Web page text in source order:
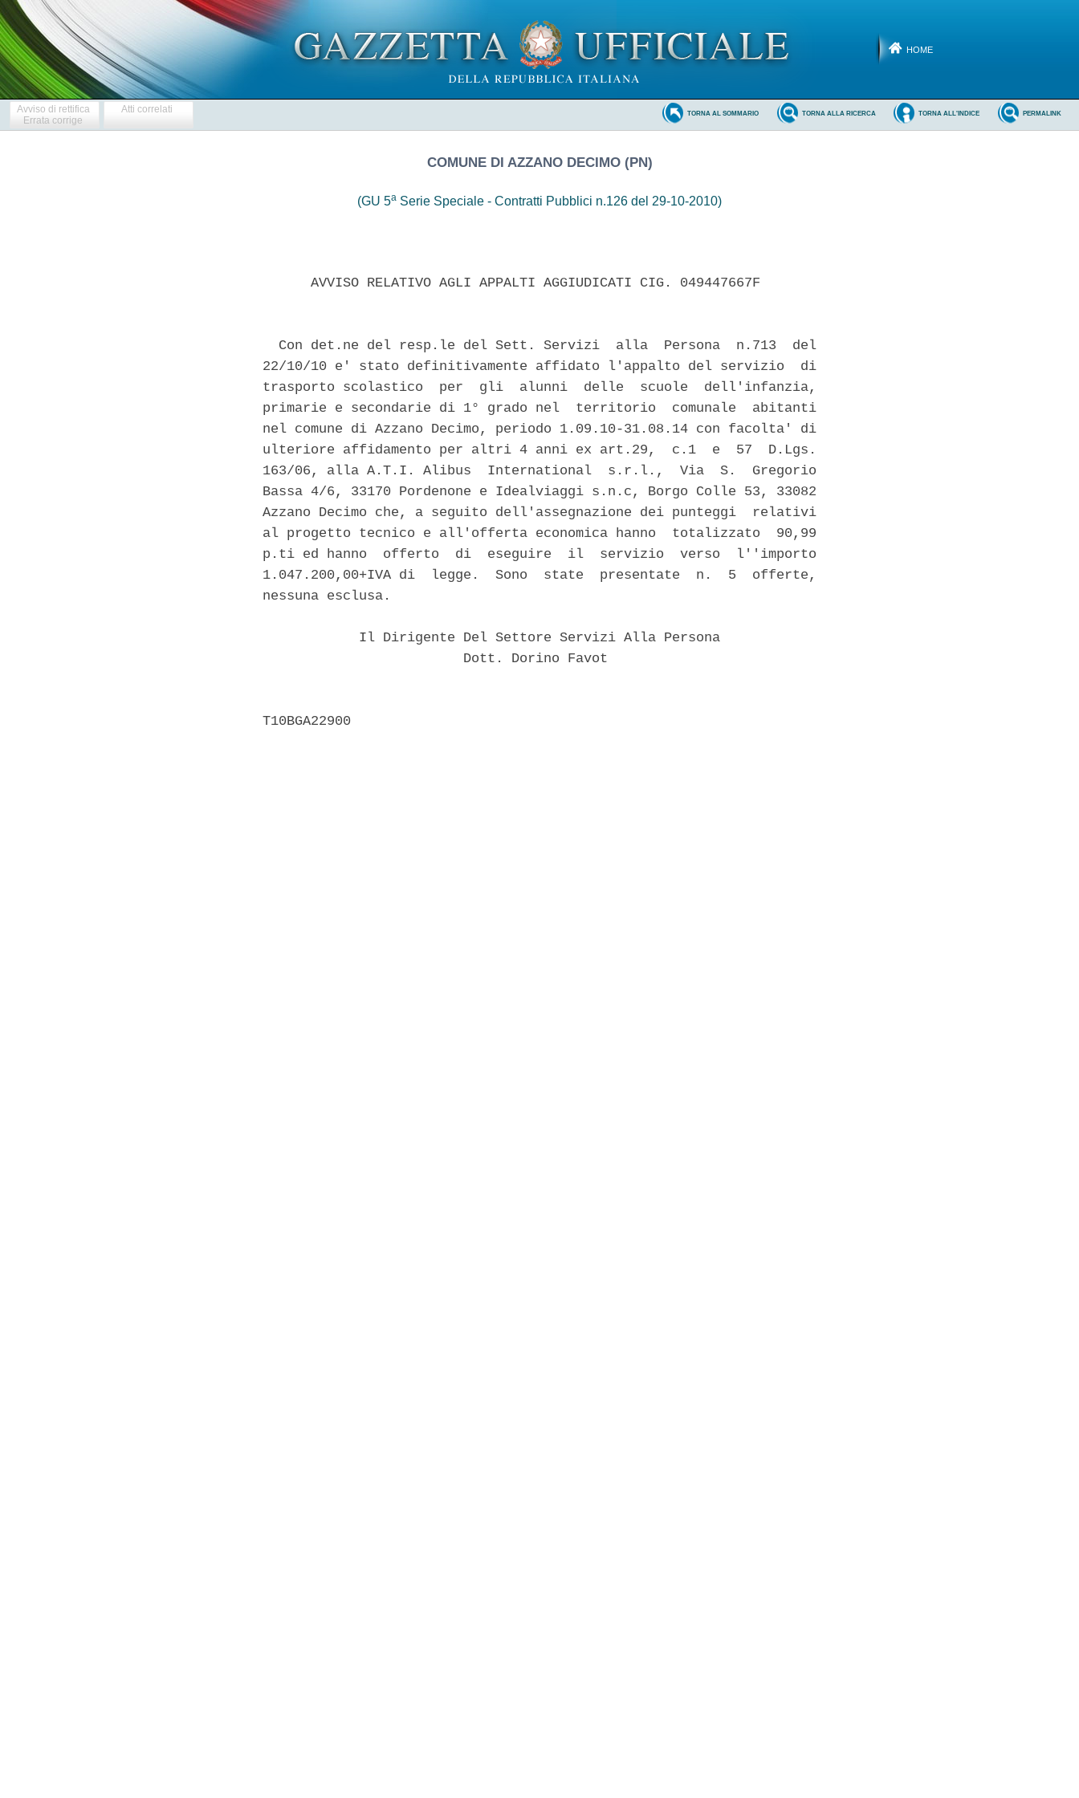
HOME
Avviso di rettifica
Errata corrige
Atti correlati PERMALINK
TORNA ALL'INDICE
TORNA ALLA RICERCA
TORNA AL SOMMARIO
COMUNE DI AZZANO DECIMO (PN)
(GU 5a Serie Speciale - Contratti Pubblici n.126 del 29-10-2010)
      AVVISO RELATIVO AGLI APPALTI AGGIUDICATI CIG. 049447667F
  Con det.ne del resp.le del Sett. Servizi  alla  Persona  n.713  del
22/10/10 e' stato definitivamente affidato l'appalto del servizio  di
trasporto scolastico  per  gli  alunni  delle  scuole  dell'infanzia,
primarie e secondarie di 1° grado nel  territorio  comunale  abitanti
nel comune di Azzano Decimo, periodo 1.09.10-31.08.14 con facolta' di
ulteriore affidamento per altri 4 anni ex art.29,  c.1  e  57  D.Lgs.
163/06, alla A.T.I. Alibus  International  s.r.l.,  Via  S.  Gregorio
Bassa 4/6, 33170 Pordenone e Idealviaggi s.n.c, Borgo Colle 53, 33082
Azzano Decimo che, a seguito dell'assegnazione dei punteggi  relativi
al progetto tecnico e all'offerta economica hanno  totalizzato  90,99
p.ti ed hanno  offerto  di  eseguire  il  servizio  verso  l''importo
1.047.200,00+IVA di  legge.  Sono  state  presentate  n.  5  offerte,
nessuna esclusa.
            Il Dirigente Del Settore Servizi Alla Persona
                         Dott. Dorino Favot